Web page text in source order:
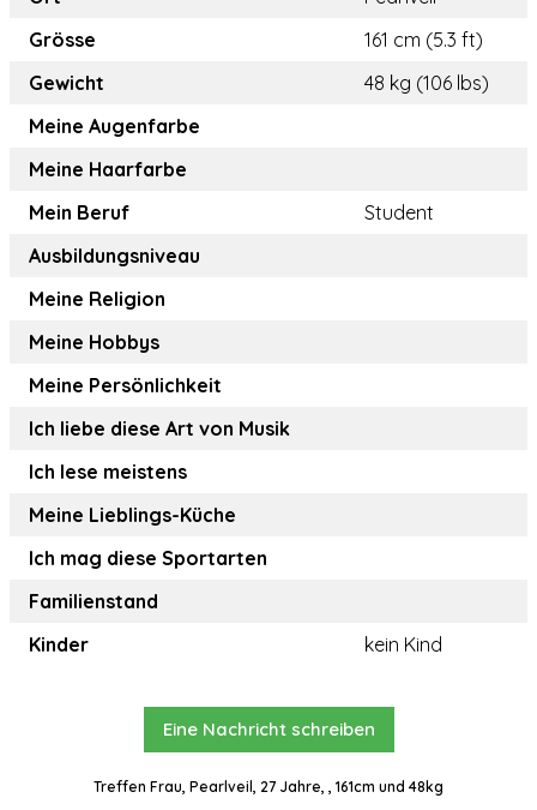
Grösse
161 cm (5.3 ft)
Gewicht
48 kg (106 lbs)
Meine Augenfarbe
Meine Haarfarbe
Mein Beruf
Student
Ausbildungsniveau
Meine Religion
Meine Hobbys
Meine Persönlichkeit
Ich liebe diese Art von Musik
Ich lese meistens
Meine Lieblings-Küche
Ich mag diese Sportarten
Familienstand
Kinder
kein Kind
Eine Nachricht schreiben
Treffen Frau, Pearlveil, 27 Jahre, , 161cm und 48kg